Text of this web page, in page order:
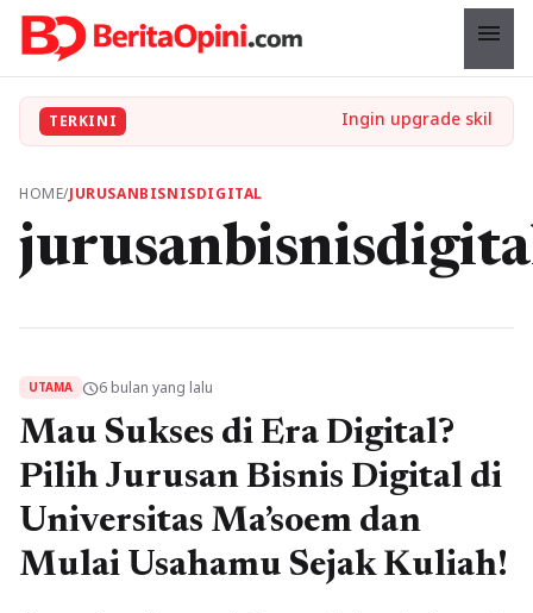
menu
TERKINI
HOME/JURUSANBISNISDIGITAL
UTAMA schedule6 bulan yang lalu
Mau Sukses di Era Digital?
Pilih Jurusan Bisnis Digital di
Universitas Ma’soem dan
Mulai Usahamu Sejak Kuliah!